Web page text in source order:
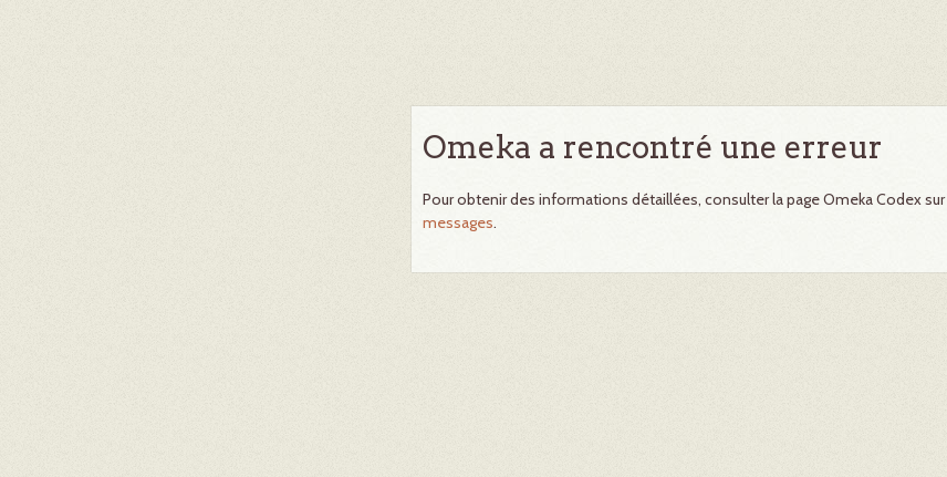
Omeka a rencontré une erreur
Pour obtenir des informations détaillées, consulter la page Omeka Codex sur
messages.